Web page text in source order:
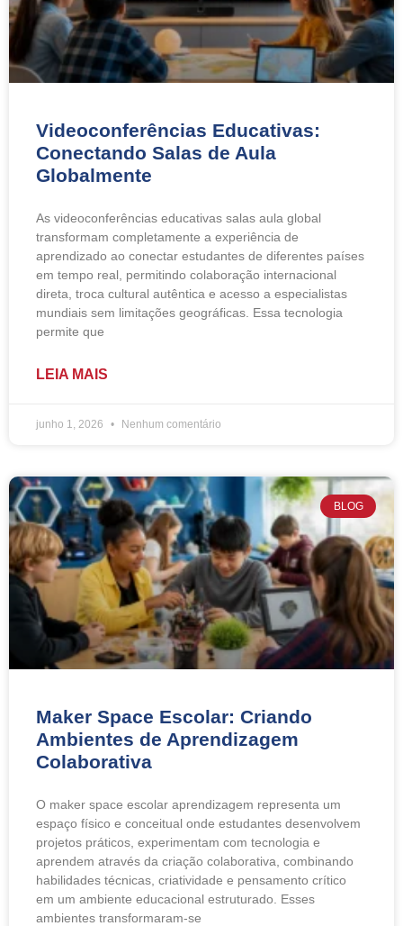
Videoconferências Educativas:
Conectando Salas de Aula
Globalmente
As videoconferências educativas salas aula global
transformam completamente a experiência de
aprendizado ao conectar estudantes de diferentes países
em tempo real, permitindo colaboração internacional
direta, troca cultural autêntica e acesso a especialistas
mundiais sem limitações geográficas. Essa tecnologia
permite que
LEIA MAIS
junho 1, 2026 Nenhum comentário
BLOG
Maker Space Escolar: Criando
Ambientes de Aprendizagem
Colaborativa
O maker space escolar aprendizagem representa um
espaço físico e conceitual onde estudantes desenvolvem
projetos práticos, experimentam com tecnologia e
aprendem através da criação colaborativa, combinando
habilidades técnicas, criatividade e pensamento crítico
em um ambiente educacional estruturado. Esses
ambientes transformaram-se